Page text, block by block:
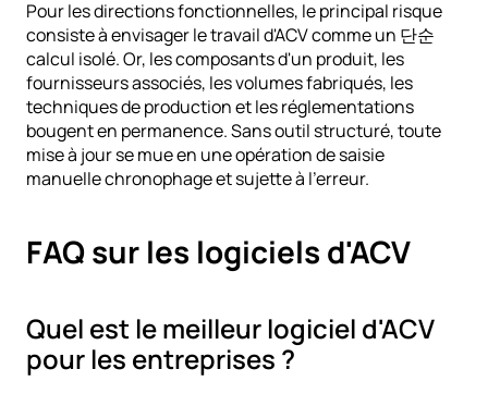
Pour les directions fonctionnelles, le principal risque
consiste à envisager le travail d'ACV comme un 단순
calcul isolé. Or, les composants d'un produit, les
fournisseurs associés, les volumes fabriqués, les
techniques de production et les réglementations
bougent en permanence. Sans outil structuré, toute
mise à jour se mue en une opération de saisie
manuelle chronophage et sujette à l'erreur.
FAQ sur les logiciels d'ACV
Quel est le meilleur logiciel d'ACV
pour les entreprises ?